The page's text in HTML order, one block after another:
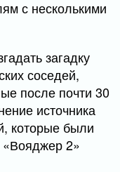
с несколькими
загадку
соседей,
после почти 30
источника
которые были
2»